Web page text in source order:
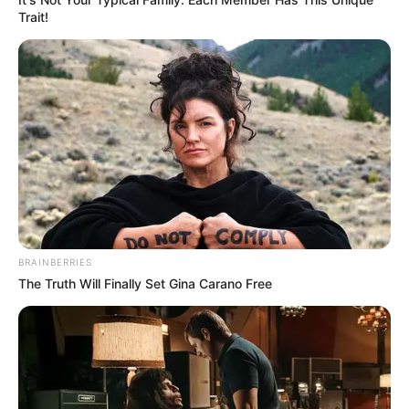
O jornalismo do JASB - Jornal dos Agentes de Saúde do Brasil
precisa de vocêpara continuar marcando ponto na vida da
categoria.Faça doação para o site . Sua colaboração é
fundamental para seguirmos combatendo o bom combate com a
independência que você conhece. A partir de qualquer valor, você
pode fazer a diferença. Muito Obrigado!
Veja como doar aqui!
Trait!
BRAINBERRIES
The Truth Will Finally Set Gina Carano Free